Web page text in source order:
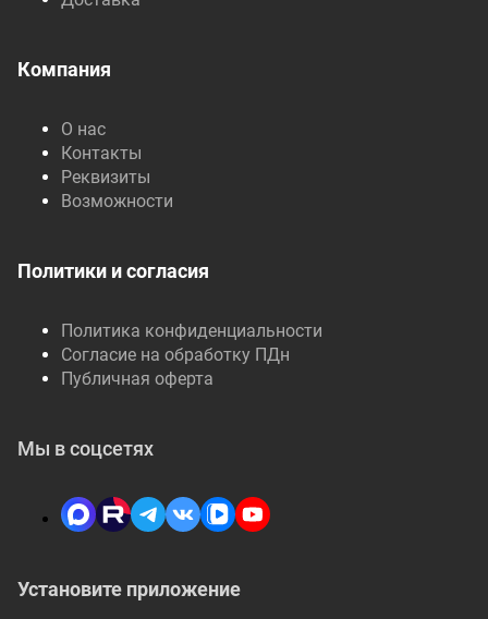
Компания
О нас
Контакты
Реквизиты
Возможности
Политики и согласия
Политика конфиденциальности
Согласие на обработку ПДн
Публичная оферта
Установите приложение
Мы в соцсетях